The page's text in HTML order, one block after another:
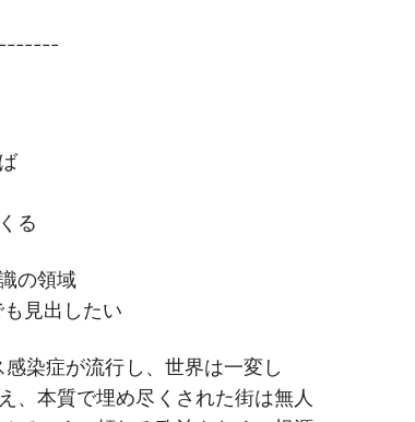
る
の領域
見出したい
染症が流行し、世界は一変し
、本質で埋め尽くされた街は無人